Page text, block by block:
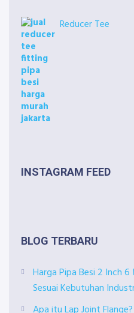
Reducer Tee
INSTAGRAM FEED
BLOG TERBARU
Harga Pipa Besi 2 Inch
Sesuai Kebutuhan
Apa itu Lap Joint